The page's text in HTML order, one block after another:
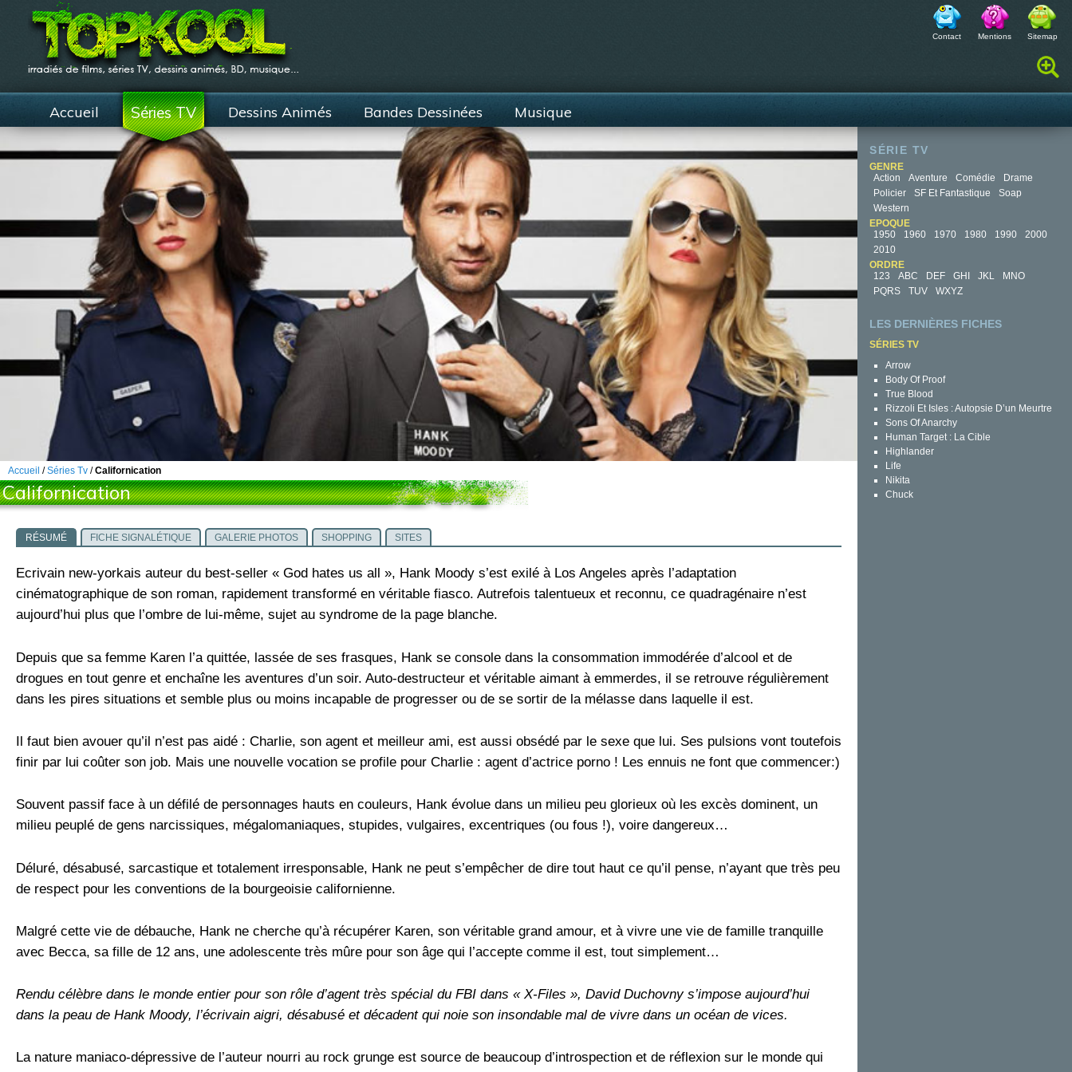
Contact Mentions Sitemap
Rechercher :
Accueil Séries TV Dessins Animés Bandes Dessinées Musique
SÉRIE TV
GENRE
Action
Aventure Comédie
Drame
Policier
SF Et Fantastique
Soap
Western
EPOQUE
1950
1960 1970 1980 1990
2000
2010
ORDRE
123
ABC DEF GHI JKL
MNO
PQRS
TUV WXYZ
LES DERNIÈRES FICHES
SÉRIES TV
Arrow
Body Of Proof
True Blood
Rizzoli Et Isles : Autopsie D’un Meurtre
Sons Of Anarchy
Human Target : La Cible
Highlander
Life
Nikita
Chuck
Accueil /Séries Tv /Californication
Californication
RÉSUMÉ FICHE SIGNALÉTIQUE GALERIE PHOTOS SHOPPING SITES
Ecrivain new-yorkais auteur du best-seller « God hates us all », Hank Moody s’est exilé à Los Angeles après l’adaptation
cinématographique de son roman, rapidement transformé en véritable fiasco. Autrefois talentueux et reconnu, ce quadragénaire n’est
aujourd’hui plus que l’ombre de lui-même, sujet au syndrome de la page blanche.
Depuis que sa femme Karen l’a quittée, lassée de ses frasques, Hank se console dans la consommation immodérée d’alcool et de
drogues en tout genre et enchaîne les aventures d’un soir. Auto-destructeur et véritable aimant à emmerdes, il se retrouve régulièrement
dans les pires situations et semble plus ou moins incapable de progresser ou de se sortir de la mélasse dans laquelle il est.
Il faut bien avouer qu’il n’est pas aidé : Charlie, son agent et meilleur ami, est aussi obsédé par le sexe que lui. Ses pulsions vont toutefois
finir par lui coûter son job. Mais une nouvelle vocation se profile pour Charlie : agent d’actrice porno ! Les ennuis ne font que commencer:)
Souvent passif face à un défilé de personnages hauts en couleurs, Hank évolue dans un milieu peu glorieux où les excès dominent, un
milieu peuplé de gens narcissiques, mégalomaniaques, stupides, vulgaires, excentriques (ou fous !), voire dangereux…
Déluré, désabusé, sarcastique et totalement irresponsable, Hank ne peut s’empêcher de dire tout haut ce qu’il pense, n’ayant que très peu
de respect pour les conventions de la bourgeoisie californienne.
Malgré cette vie de débauche, Hank ne cherche qu’à récupérer Karen, son véritable grand amour, et à vivre une vie de famille tranquille
avec Becca, sa fille de 12 ans, une adolescente très mûre pour son âge qui l’accepte comme il est, tout simplement…
Rendu célèbre dans le monde entier pour son rôle d’agent très spécial du FBI dans « X-Files », David Duchovny s’impose aujourd’hui
dans la peau de Hank Moody, l’écrivain aigri, désabusé et décadent qui noie son insondable mal de vivre dans un océan de vices.
La nature maniaco-dépressive de l’auteur nourri au rock grunge est source de beaucoup d’introspection et de réflexion sur le monde qui